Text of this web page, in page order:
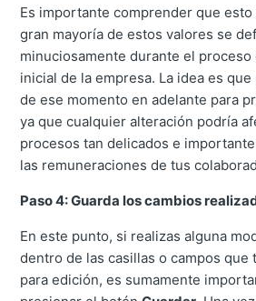
Es importante comprender que
gran mayoría de estos valores se
minuciosamente durante el
inicial de la empresa. La idea es
de ese momento en adelante para
ya que cualquier alteración podría
procesos tan delicados e
las remuneraciones de tus
Paso 4: Guarda los cambios
En este punto, si realizas alguna
dentro de las casillas o campos que
para edición, es sumamente